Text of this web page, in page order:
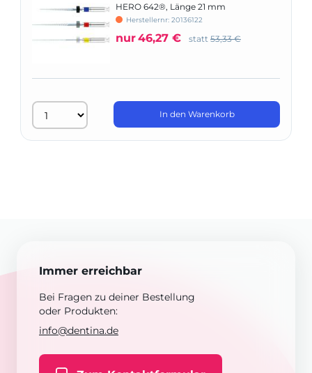
HERO 642®, Länge 21 mm
Herstellernr: 20136122
nur46,27 € statt 53,33 €
In den Warenkorb
Immer erreichbar
Bei Fragen zu deiner Bestellung
oder Produkten:
info@dentina.de